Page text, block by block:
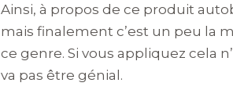
Ainsi, à propos de ce produit
mais finalement c’est un peu la
ce genre. Si vous appliquez cela
va pas être génial.